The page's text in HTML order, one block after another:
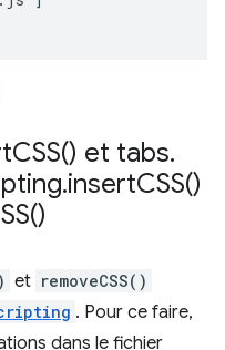
CSS() et tabs.
.insertCSS()
)
et removeCSS()
. Pour ce faire,
dans le fichier